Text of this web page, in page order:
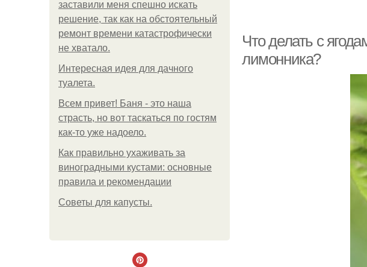
заставили меня спешно искать
решение, так как на обстоятельный
ремонт времени катастрофически
не хватало.
Интересная идея для дачного
туалета.
Всем привет! Баня - это наша
страсть, но вот таскаться по гостям
как-то уже надоело.
Как правильно ухаживать за
виноградными кустами: основные
правила и рекомендации
Советы для капусты.
Что делать с
лимонника?